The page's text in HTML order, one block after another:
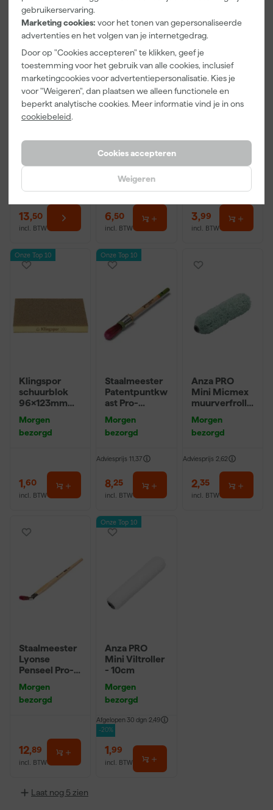
gebruikerservaring.
Marketing cookies: voor het tonen van gepersonaliseerde
advertenties en het volgen van je internetgedrag.
Door op "Cookies accepteren" te klikken, geef je
toestemming voor het gebruik van alle cookies, inclusief
marketingcookies voor advertentiepersonalisatie. Kies je
voor "Weigeren", dan plaatsen we alleen functionele en
beperkt analytische cookies. Meer informatie vind je in ons
cookiebeleid.
Cookies accepteren
Weigeren
Little Greene
gemengd -
bezorgd
13,50
incl. BTW
Gold - 24mm
x 50m
Morgen
bezorgd
6,50
incl. BTW
Inzetbakken
bezorgd
3,99
incl. BTW
Onze Top 10
Klingspor
schuurblok
96x123mm
Morgen
bezorgd
1,60
incl. BTW
Onze Top 10
Staalmeester
Patentpuntkw
ast Pro-
10 (2cm)
Morgen
bezorgd
Adviesprijs 11,37
8,25
incl. BTW
Anza PRO
Mini Micmex
muurverfrolle
Morgen
bezorgd
Adviesprijs 2,62
2,35
incl. BTW
Staalmeester
Lyonse
Penseel Pro-
16
Morgen
bezorgd
12,89
incl. BTW
Onze Top 10
Anza PRO
Mini Viltroller
- 10cm
Morgen
bezorgd
Afgelopen 30 dgn 2,49
-20%
1,99
incl. BTW
Laat nog 5 zien